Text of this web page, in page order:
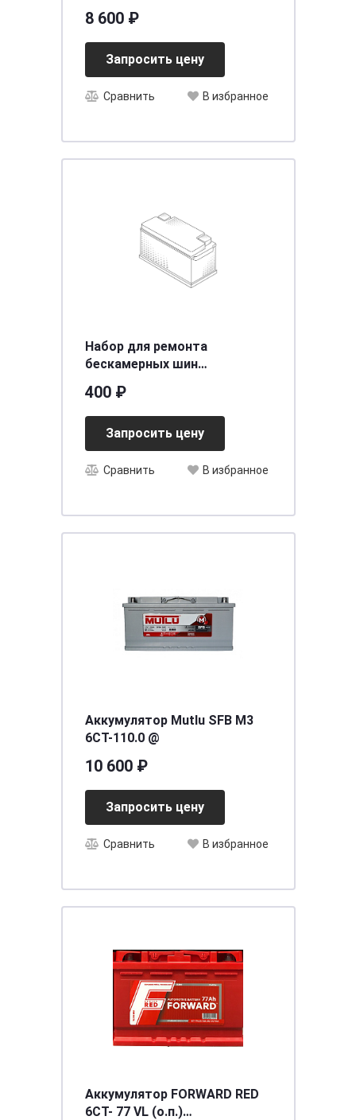
8 600 ₽
Запросить цену
Сравнить В избранное
Набор для ремонта
бескамерных шин
ARNEZI R7950023
400 ₽
Запросить цену
Сравнить В избранное
Аккумулятор Mutlu SFB M3
6CT-110.0 @
10 600 ₽
Запросить цену
Сравнить В избранное
Аккумулятор FORWARD RED
6СТ- 77 VL (о.п.)